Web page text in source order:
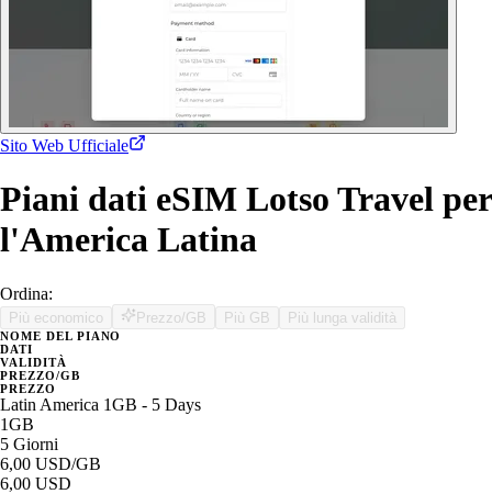
Sito Web Ufficiale
Piani dati eSIM Lotso Travel per
l'America Latina
Ordina:
Più economico Prezzo/GB Più GB Più lunga validità
NOME DEL PIANO
DATI
VALIDITÀ
PREZZO/GB
PREZZO
Latin America 1GB - 5 Days
1GB
5 Giorni
6,00 USD/GB
6,00 USD